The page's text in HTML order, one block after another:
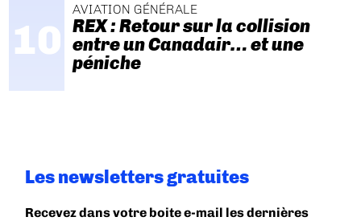
AVIATION GÉNÉRALE
REX : Retour sur la collision
entre un Canadair… et une
péniche
Les newsletters gratuites
Recevez dans votre boite e-mail les dernières